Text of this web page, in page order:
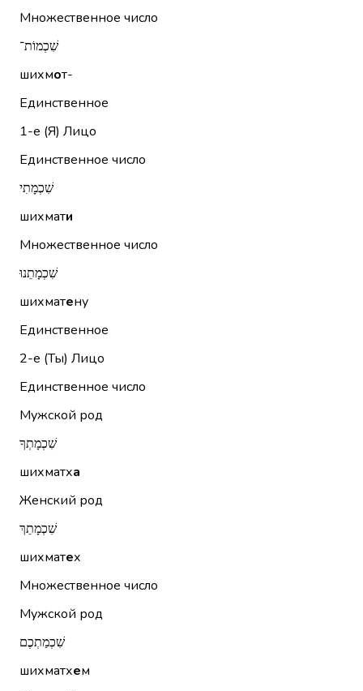
Множественное число
שִׁכְמוֹת־
шихмот-
Единственное
1-е (Я) Лицо
Единственное число
שִׁכְמָתִי
шихмати
Множественное число
שִׁכְמָתֵנוּ
шихматену
Единственное
2-е (Ты) Лицо
Единственное число
Мужской род
שִׁכְמָתְךָ
шихматха
Женский род
שִׁכְמָתֵךְ
шихматех
Множественное число
Мужской род
שִׁכְמַתְכֶם
шихматхем